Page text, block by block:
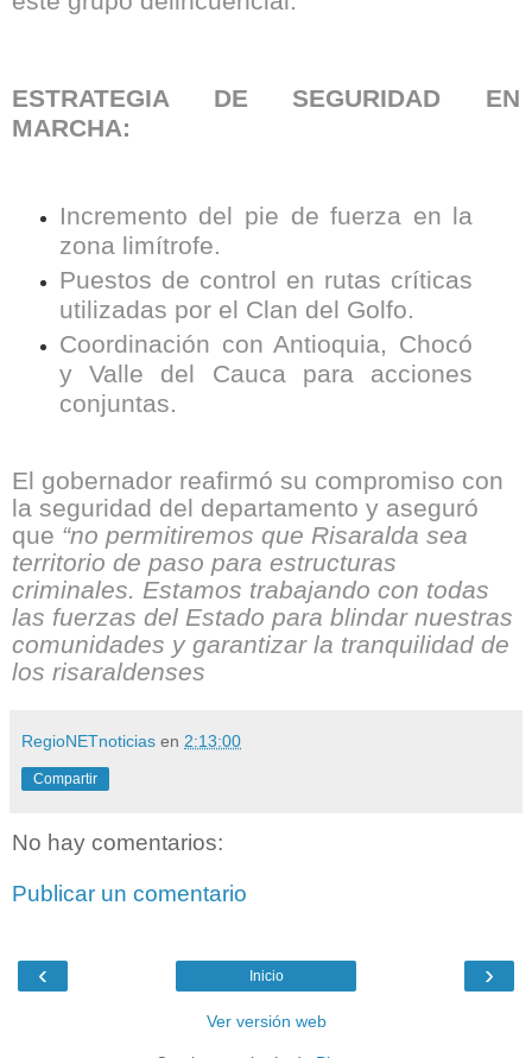
ESTRATEGIA DE SEGURIDAD EN
MARCHA:
Incremento del pie de fuerza en la
zona limítrofe.
Puestos de control en rutas críticas
utilizadas por el Clan del Golfo.
Coordinación con Antioquia, Chocó
y Valle del Cauca para acciones
conjuntas.
El gobernador reafirmó su compromiso con
la seguridad del departamento y aseguró
que “no permitiremos que Risaralda sea
territorio de paso para estructuras
criminales. Estamos trabajando con todas
las fuerzas del Estado para blindar nuestras
comunidades y garantizar la tranquilidad de
los risaraldenses
RegioNETnoticias en 2:13:00
Compartir
No hay comentarios:
Publicar un comentario
‹ ›
Inicio
Ver versión web